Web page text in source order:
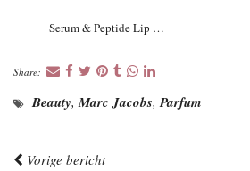
Serum & Peptide Lip …
Share:
Beauty, Marc Jacobs, Parfum
Vorige bericht